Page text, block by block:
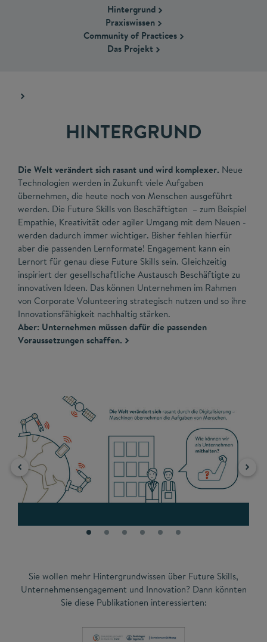
Hintergrund
Praxiswissen
Community of Practices
Das Projekt
HINTERGRUND
Die Welt verändert sich rasant und wird komplexer. Neue
Technologien werden in Zukunft viele Aufgaben
übernehmen, die heute noch von Menschen ausgeführt
werden. Die Future Skills von Beschäftigten – zum Beispiel
Empathie, Kreativität oder agiler Umgang mit dem Neuen -
werden dadurch immer wichtiger. Bisher fehlen hierfür
aber die passenden Lernformate! Engagement kann ein
Lernort für genau diese Future Skills sein. Gleichzeitig
inspiriert der gesellschaftliche Austausch Beschäftigte zu
innovativen Ideen. Das können Unternehmen im Rahmen
von Corporate Volunteering strategisch nutzen und so ihre
Innovationsfähigkeit nachhaltig stärken.
Aber: Unternehmen müssen dafür die passenden
Voraussetzungen schaffen.
Sie wollen mehr Hintergrundwissen über Future Skills,
Unternehmensengagement und Innovation? Dann könnten
Sie diese Publikationen interessierten: